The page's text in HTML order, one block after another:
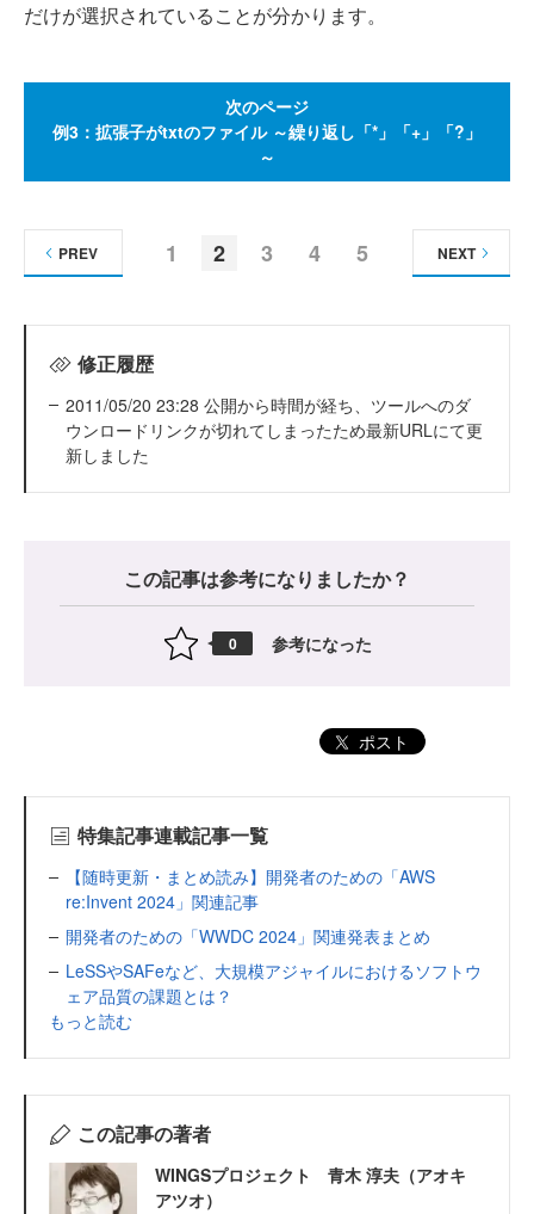
だけが選択されていることが分かります。
次のページ
例3：拡張子がtxtのファイル ～繰り返し「*」「+」「?」
～
1 2 3 4 5
PREV NEXT
修正履歴
2011/05/20 23:28 公開から時間が経ち、ツールへのダ
ウンロードリンクが切れてしまったため最新URLにて更
新しました
この記事は参考になりましたか？
0 参考になった
ポスト
特集記事連載記事一覧
【随時更新・まとめ読み】開発者のための「AWS
re:Invent 2024」関連記事
開発者のための「WWDC 2024」関連発表まとめ
LeSSやSAFeなど、大規模アジャイルにおけるソフトウ
ェア品質の課題とは？
もっと読む
この記事の著者
WINGSプロジェクト 青木 淳夫（アオキ
アツオ）